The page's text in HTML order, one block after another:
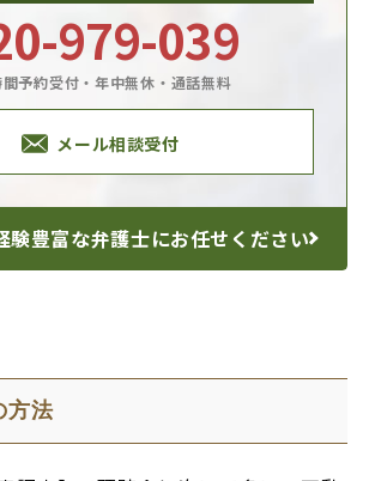
979-039
予約受付・年中無休・通話無料
メール相談受付
験豊富な弁護士にお任せください
方法